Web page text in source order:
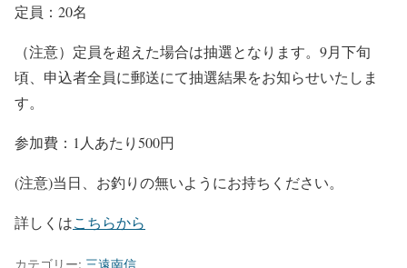
定員：20名
（注意）定員を超えた場合は抽選となります。9月下旬
頃、申込者全員に郵送にて抽選結果をお知らせいたしま
す。
参加費：1人あたり500円
(注意)当日、お釣りの無いようにお持ちください。
詳しくはこちらから
カテゴリー: 三遠南信